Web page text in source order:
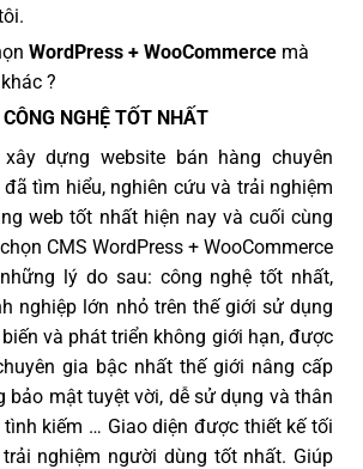
WordPress + WooCommerce mà
?
NGHỆ TỐT NHẤT
dựng website bán hàng chuyên
tìm hiểu, nghiên cứu và trải nghiệm
web tốt nhất hiện nay và cuối cùng
CMS WordPress + WooCommerce
lý do sau: công nghệ tốt nhất,
nghiệp lớn nhỏ trên thế giới sử dụng
và phát triển không giới hạn, được
gia bậc nhất thế giới nâng cấp
bảo mật tuyệt vời, dễ sử dụng và thân
kiếm … Giao diện được thiết kế tối
nghiệm người dùng tốt nhất. Giúp